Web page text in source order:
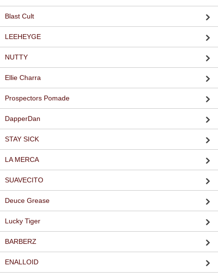
Blast Cult
LEEHEYGE
NUTTY
Ellie Charra
Prospectors Pomade
DapperDan
STAY SICK
LA MERCA
SUAVECITO
Deuce Grease
Lucky Tiger
BARBERZ
ENALLOID